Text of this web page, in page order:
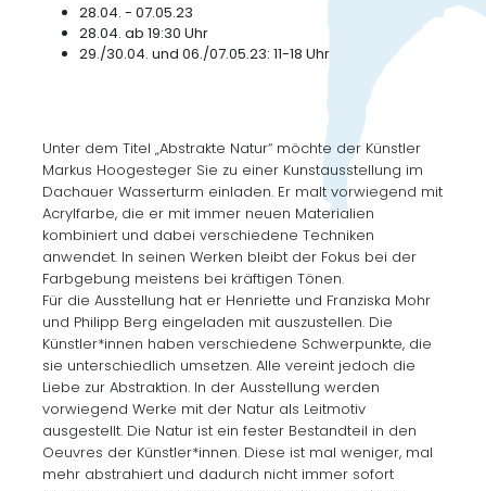
28.04. - 07.05.23
28.04. ab 19:30 Uhr
29./30.04. und 06./07.05.23: 11-18 Uhr
Unter dem Titel „Abstrakte Natur“ möchte der Künstler
Markus Hoogesteger Sie zu einer Kunstausstellung im
Dachauer Wasserturm einladen. Er malt vorwiegend mit
Acrylfarbe, die er mit immer neuen Materialien
kombiniert und dabei verschiedene Techniken
anwendet. In seinen Werken bleibt der Fokus bei der
Farbgebung meistens bei kräftigen Tönen.
Für die Ausstellung hat er Henriette und Franziska Mohr
und Philipp Berg eingeladen mit auszustellen. Die
Künstler*innen haben verschiedene Schwerpunkte, die
sie unterschiedlich umsetzen. Alle vereint jedoch die
Liebe zur Abstraktion. In der Ausstellung werden
vorwiegend Werke mit der Natur als Leitmotiv
ausgestellt. Die Natur ist ein fester Bestandteil in den
Oeuvres der Künstler*innen. Diese ist mal weniger, mal
mehr abstrahiert und dadurch nicht immer sofort